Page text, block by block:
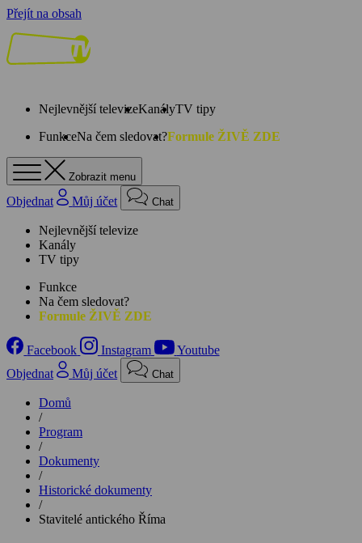
Přejít na obsah
Nejlevnější televizeKanályTV tipy
FunkceNa čem sledovat?Formule ŽIVĚ ZDE
Zobrazit menu
Objednat Můj účet Chat
Nejlevnější televize
Kanály
TV tipy
Funkce
Na čem sledovat?
Formule ŽIVĚ ZDE
Facebook Instagram
Youtube
Objednat
Můj účet Chat
Domů
/
Program
/
Dokumenty
/
Historické dokumenty
/
Stavitelé antického Říma